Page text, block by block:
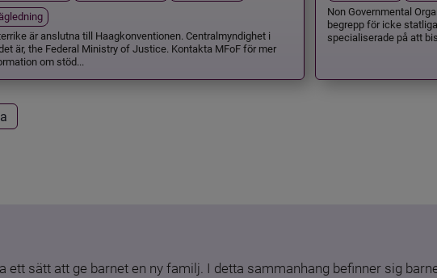
är anslutna till Haagkonventionen. Centralmyndighet i
är, the Federal Ministry of Justice. Kontakta MFoF för mer
om stöd...
Non Governmental
begrepp för icke
specialiserade på att
sätt att ge barnet en ny familj. I detta sammanhang befinner sig